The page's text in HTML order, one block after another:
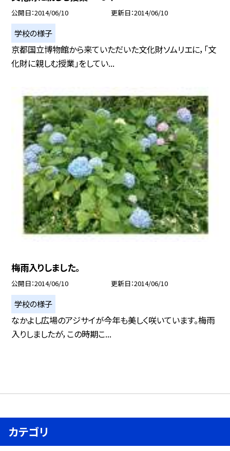
公開日 2014/06/10 更新日 2014/06/10
学校の様子
京都国立博物館から来ていただいた文化財ソムリエに，「文
化財に親しむ授業」をしてい...
梅雨入りしました。
公開日 2014/06/10 更新日 2014/06/10
学校の様子
なかよし広場のアジサイが今年も美しく咲いています。梅雨
入りしましたが，この時期こ...
カテゴリ